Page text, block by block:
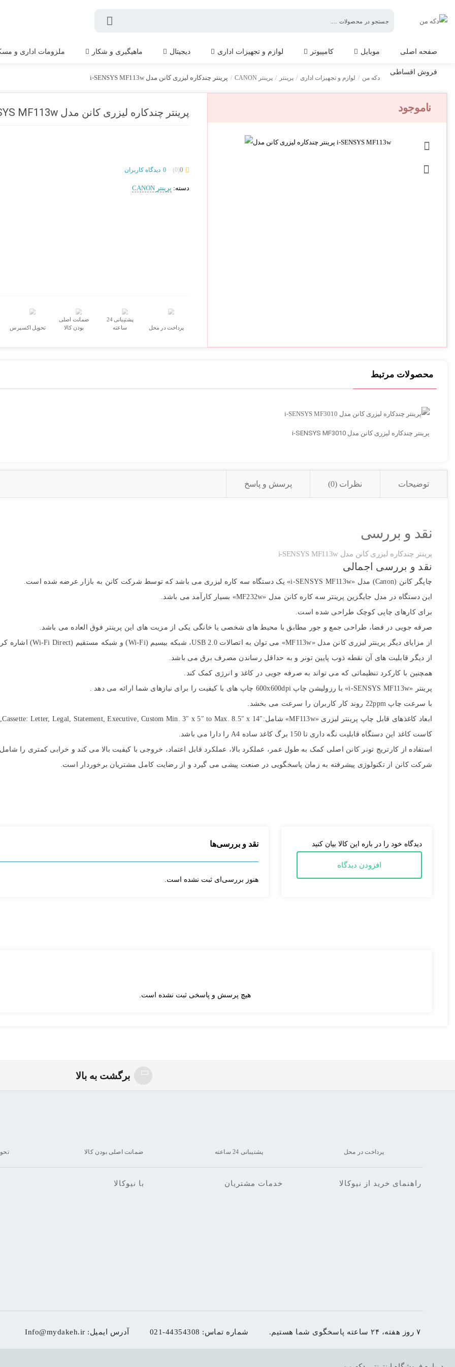
صفحه اصلی موبایل کامپیوتر لوازم و تجهیزات اداری دیجیتال ماهیگیری و شکار ملزومات اداری و
فروش اقساطی
دکه من / لوازم و تجهیزات اداری / پرینتر / پرینتر CANON / پرینتر چندکاره لیزری کانن مدل i-SENSYS MF113w
ناموجود پرینتر چندکاره لیزری کانن مدل i-SENSYS MF113w
0
(0)
0 دیدگاه کاربران
دسته: پرینتر CANON
پرداخت در محل
پشتیبانی 24
ساعته
ضمانت اصلی
بودن کالا تحویل اکسپرس
محصولات مرتبط
پرینتر چندکاره لیزری کانن مدل i-SENSYS MF3010
توضیحات نظرات (0) پرسش و پاسخ
نقد و بررسی
پرینتر چندکاره لیزری کانن مدل i-SENSYS MF113w
نقد و بررسی اجمالی
چاپگر کانن (Canon) مدل «i-SENSYS MF113w» یک دستگاه سه کاره لیزری می باشد که توسط شرکت کانن به بازار عرضه شده است
این دستگاه در مدل جایگزین پرینتر سه کاره کانن مدل «MF232w» بسیار کارآمد می باشد.
برای کارهای چاپی کوچک طراحی شده است.
صرفه جویی در فضا، طراحی جمع و جور مطابق با محیط های شخصی یا خانگی یکی از مزیت های این پرینتر فوق العاده می باشد.
از مزایای دیگر پرینتر لیزری کانن مدل «MF113w» می توان به اتصالات USB 2.0، شبکه بیسیم (Wi-Fi) و شبکه مستقیم (Wi-Fi Direct) اشاره کرد
از دیگر قابلیت های آن نقطه ذوب پایین تونر و به حداقل رساندن مصرف برق می باشد.
همچنین با کارکرد تنظیماتی که می تواند به صرفه جویی در کاغذ و انرژی کمک کند.
پرینتر «i-SENSYS MF113w» با رزولیشن چاپ 600x600dpi چاپ های با کیفیت را برای نیازهای شما ارائه می دهد .
با سرعت چاپ 22ppm روند کار کاربران را سرعت می بخشد.
ابعاد کاغذهای قابل چاپ پرینتر لیزری «MF113w» شامل:A4 ,Cassette: Letter, Legal, Statement, Executive, Custom Min. 3″ x 5″ to Max. 8.5″ x 14″می باشد.
کاست کاغذ این دستگاه قابلیت نگه داری تا 150 برگ کاغذ ساده A4 را دارا می باشد.
استفاده از کارتریج تونر کانن اصلی کمک به طول عمر، عملکرد بالا، عملکرد قابل اعتماد، خروجی با کیفیت بالا می کند و خرابی کمتری را
شرکت کانن از تکنولوژی پیشرفته به زمان پاسخگویی در صنعت پیشی می گیرد و از رضایت کامل مشتریان برخوردار است.
دیدگاه خود را در باره این کالا بیان کنید
افزودن دیدگاه
نقد و بررسی‌ها
هنوز بررسی‌ای ثبت نشده است.
هیچ پرسش و پاسخی ثبت نشده است.
برگشت به بالا
پرداخت در محل پشتیبانی 24 ساعته ضمانت اصلی بودن کالا
راهنمای خرید از نیوکالا خدمات مشتریان با نیوکالا
۷ روز هفته، ۲۴ ساعته پاسخگوی شما هستیم. شماره تماس: 021-44354308 آدرس ایمیل: Info@mydakeh.ir
اشتراک گذاری در شبکه های اجتماعی
ارسال به ایمیل
تصاویر رسمی